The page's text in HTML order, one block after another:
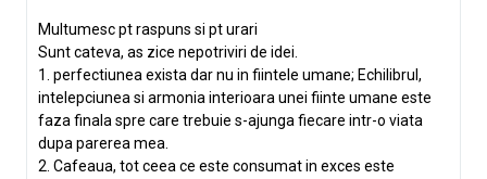
Multumesc pt raspuns si pt urari
Sunt cateva, as zice nepotriviri de idei.
1. perfectiunea exista dar nu in fiintele umane; Echilibrul,
intelepciunea si armonia interioara unei fiinte umane este
faza finala spre care trebuie s-ajunga fiecare intr-o viata
dupa parerea mea.
2. Cafeaua, tot ceea ce este consumat in exces este